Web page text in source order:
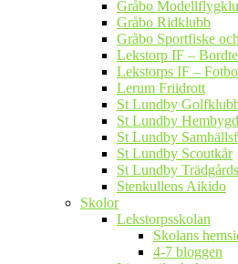
Gråbo
Gråbo Ridklubb
Gråbo Sportfiske
Lekstorp IF –
Lekstorps IF –
Lerum Friidrott
St Lundby
St Lundby
St Lundby
St Lundby Scoutkår
St Lundby
Stenkullens Aikido
Skolor
Lekstorpsskolan
Skolans
4-7 bloggen